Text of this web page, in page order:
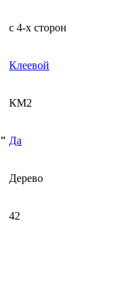
с 4-х сторон
Клеевой
КМ2
Да
Дерево
42